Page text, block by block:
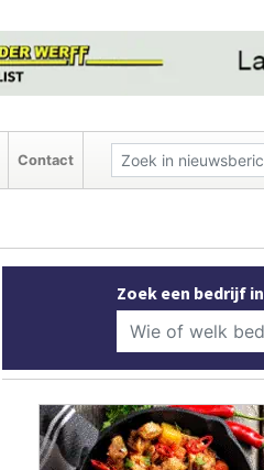
Contact
Zoek een bedrijf